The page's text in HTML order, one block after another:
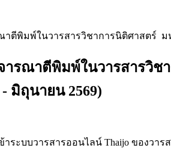
ตีพิมพ์ในวารสารวิชาการนิติศาสตร์ ม
ารณาตีพิมพ์ในวารสารวิ
มิถุนายน 2569)
าระบบวารสารออนไลน์ Thaijo ของว